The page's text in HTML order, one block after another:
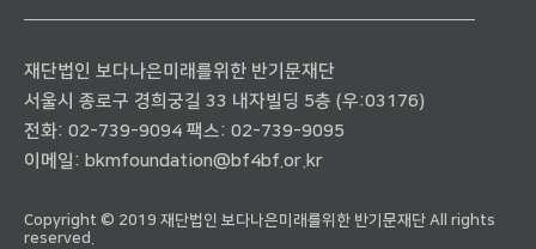
재단법인 보다나은미래를위한 반기문재단
서울시 종로구 경희궁길 33 내자빌딩 5층 (우:03176)
전화: 02-739-9094 팩스: 02-739-9095
이메일: bkmfoundation@bf4bf.or.kr
Copyright © 2019 재단법인 보다나은미래를위한 반기문재단 All rights
reserved.